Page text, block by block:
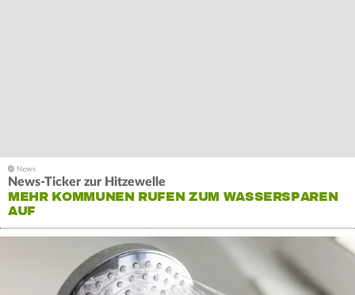
News-Ticker zur Hitzewelle
MEHR KOMMUNEN RUFEN ZUM WASSERSPAREN
AUF